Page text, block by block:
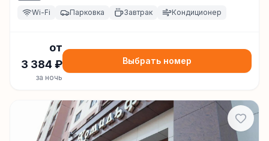
Wi-Fi Парковка Завтрак Кондиционер
от
3 384 ₽
за ночь
Выбрать номер